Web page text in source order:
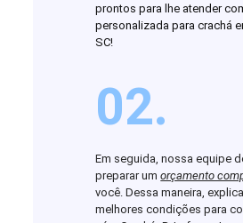
prontos para lhe atender
personalizada para crachá
SC!
02.
Em seguida, nossa equipe
preparar umorçamento
você. Dessa maneira,
melhores condições para